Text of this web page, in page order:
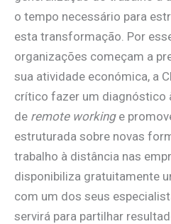
o tempo necessário para
esta transformação. Por
organizações começam a
sua atividade económica, a
crítico fazer um diagnóstico
de remote working e
estruturada sobre novas
trabalho à distância nas
disponibiliza gratuitamente
com um dos seus
servirá para partilhar